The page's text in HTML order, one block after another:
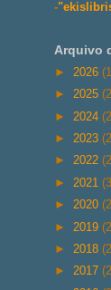
-
Arquivo
► 2026
► 2025
► 2024
► 2023
► 2022
► 2021
► 2020
► 2019
► 2018
► 2017